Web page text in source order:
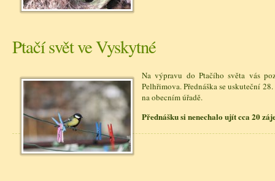
Ptačí svět ve Vyskytné
Na výpravu do Ptačího světa vás
Pelhřimova. Přednáška se uskuteční
na obecním úřadě.
Přednášku si nenechalo ujít cca 20